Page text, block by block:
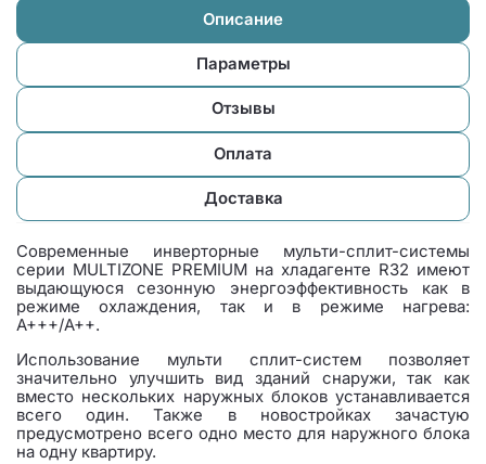
Описание
Параметры
Отзывы
Оплата
Доставка
Современные инверторные мульти-сплит-системы
серии MULTIZONE PREMIUM на хладагенте R32 имеют
выдающуюся сезонную энергоэффективность как в
режиме охлаждения, так и в режиме нагрева:
А+++/A++.
Использование мульти сплит-систем позволяет
значительно улучшить вид зданий снаружи, так как
вместо нескольких наружных блоков устанавливается
всего один. Также в новостройках зачастую
предусмотрено всего одно место для наружного блока
на одну квартиру.